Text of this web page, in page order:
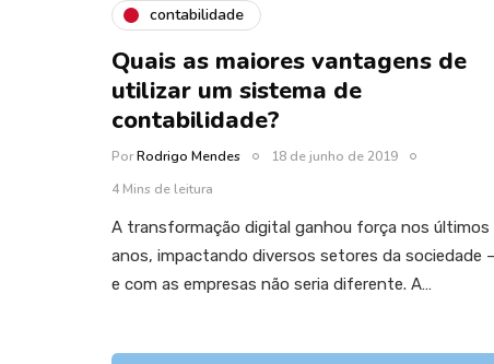
contabilidade
Quais as maiores vantagens de
utilizar um sistema de
contabilidade?
PorRodrigo Mendes
18 de junho de 2019
4 Mins de leitura
A transformação digital ganhou força nos últimos
anos, impactando diversos setores da sociedade
e com as empresas não seria diferente. A…